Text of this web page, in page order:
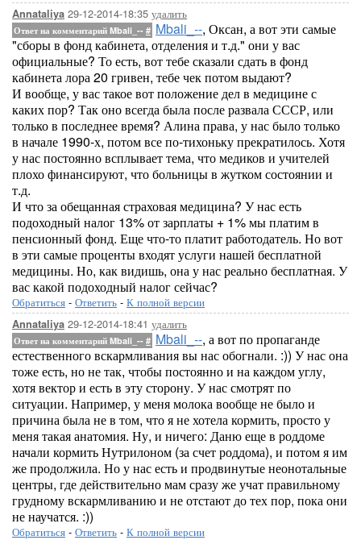
Annataliya 29-12-2014-18:35 удалить
Ответ на комментарий Mbali_-- # Mbali_--, Оксан, а вот эти самые
"сборы в фонд кабинета, отделения и т.д." они у вас
официальные? То есть, вот тебе сказали сдать в фонд
кабинета лора 20 гривен, тебе чек потом выдают?
И вообще, у вас такое вот положение дел в медицине с
каких пор? Так оно всегда была после развала СССР, или
только в последнее время? Алина права, у нас было только
в начале 1990-х, потом все по-тихоньку прекратилось. Хотя
у нас постоянно всплывает тема, что медиков и учителей
плохо финансируют, что больницы в жутком состоянии и
т.д.
И что за обещанная страховая медицина? У нас есть
подоходный налог 13% от зарплаты + 1% мы платим в
пенсионный фонд. Еще что-то платит работодатель. Но вот
в эти самые проценты входят услуги нашей бесплатной
медицины. Но, как видишь, она у нас реально бесплатная. У
вас какой подоходный налог сейчас?
Обратиться - Ответить - К полной версии
Annataliya 29-12-2014-18:41 удалить
Ответ на комментарий Mbali_-- # Mbali_--, а вот по пропаганде
естественного вскармливания вы нас обогнали. :)) У нас она
тоже есть, но не так, чтобы постоянно и на каждом углу,
хотя вектор и есть в эту сторону. У нас смотрят по
ситуации. Например, у меня молока вообще не было и
причина была не в том, что я не хотела кормить, просто у
меня такая анатомия. Ну, и ничего: Даню еще в роддоме
начали кормить Нутрилоном (за счет роддома), и потом я им
же продолжила. Но у нас есть и продвинутые неонотальные
центры, где действительно мам сразу же учат правильному
грудному вскармливанию и не отстают до тех пор, пока они
не научатся. :))
Обратиться - Ответить - К полной версии